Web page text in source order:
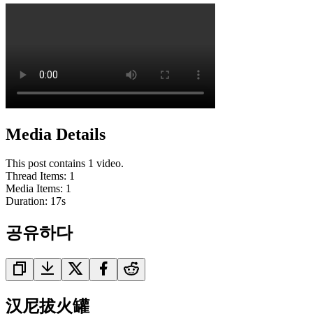
Media Details
This post contains 1 video.
Thread Items: 1
Media Items: 1
Duration: 17s
공유하다
汉尼拔火罐